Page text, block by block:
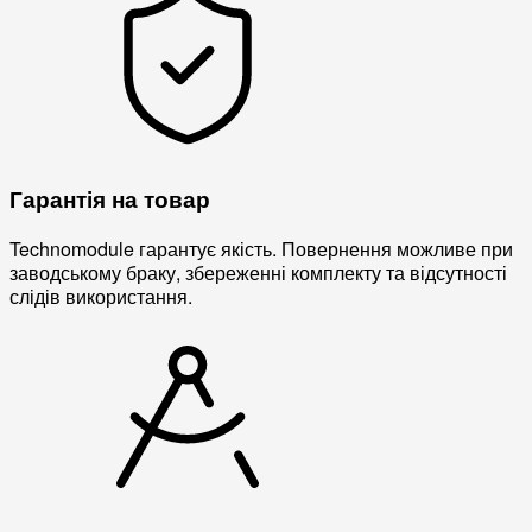
Гарантія на товар
Technomodule гарантує якість. Повернення можливе при
заводському браку, збереженні комплекту та відсутності
слідів використання.